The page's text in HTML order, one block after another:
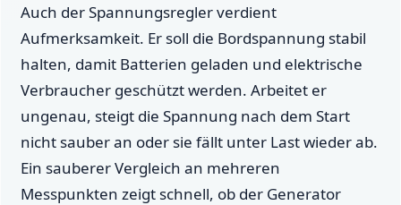
Auch der Spannungsregler verdient
Aufmerksamkeit. Er soll die Bordspannung stabil
halten, damit Batterien geladen und elektrische
Verbraucher geschützt werden. Arbeitet er
ungenau, steigt die Spannung nach dem Start
nicht sauber an oder sie fällt unter Last wieder ab.
Ein sauberer Vergleich an mehreren
Messpunkten zeigt schnell, ob der Generator